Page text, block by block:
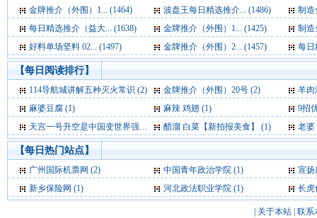
金牌推介（外围）1... (1464) 波盘王每日精选推介... (1486)
制造
每日精选推介（益大... (1638)
金牌推介（外围）1... (1425)
制造
好料单场坚料 02... (1497)
金牌推介（外围）2... (1457) 每日
【每日阅读排行】
114导航城讲解五种灭火常识 (2) 金牌推介（外围）20号 (2)
羊肉
麻婆豆腐 (1)
麻辣 鸡翅 (1)
9招
天宫一号升空是中国变世界强国标志外媒称 (1)
醋溜 白菜【新拍报美食】 (1) 老婆
【每日热门站点】
广州国际机票网 (2) 中国青年政治学院 (1)
宣扬
新乡保险网 (1) 河北政法职业学院 (1) 长虎
关于本站 联系